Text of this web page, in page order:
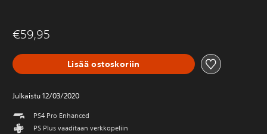
€59,95
Lisää ostoskoriin
Julkaistu 12/03/2020
PS4 Pro Enhanced
PS Plus vaaditaan verkkopeliin